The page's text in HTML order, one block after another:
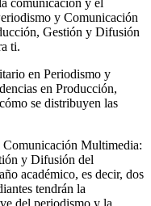
comunicación y el
y Comunicación
Gestión y Difusión
ti.
en Periodismo y
en Producción,
se distribuyen las
Multimedia:
y Difusión del
académico, es decir, dos
tendrán la